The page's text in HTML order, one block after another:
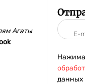
Агаты
данных